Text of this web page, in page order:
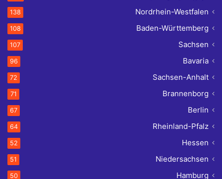
Nordrhein-Westfalen
138
Baden-Württemberg
108
Sachsen
107
Bavaria
96
Sachsen-Anhalt
72
Brannenborg
71
Berlin
67
Rheinland-Pfalz
64
Hessen
52
Niedersachsen
51
Hamburg
50